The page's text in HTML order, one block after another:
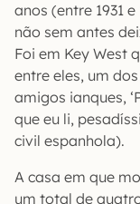
anos (entre 1931
não sem antes
Foi em Key West
entre eles, um
amigos ianques,
que eu li,
civil espanhola).
A casa em que
um total de